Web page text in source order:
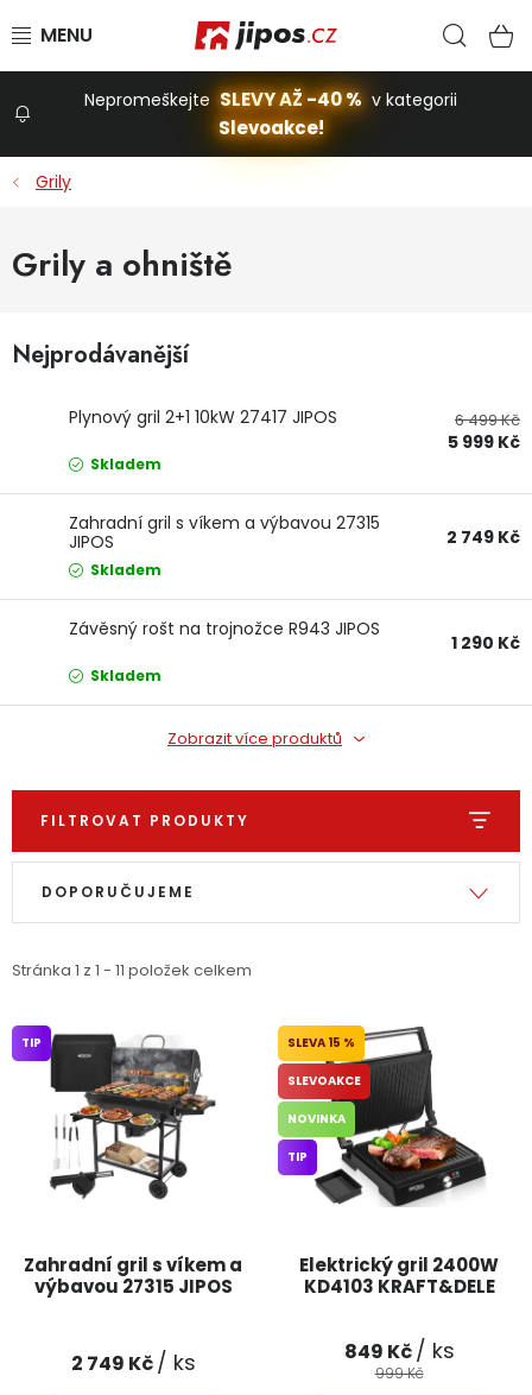
Domácnost
Dětská hřiště
Autodoplňky
Vánoce
Fotovoltaika
Výprodej
Jaký je aktuální stav mé objednávky?
Velkoobchodní spolupráce (B2B) Prodejna nářadí
Doprava a platba Váš zákaznický účet Kontakt
Nepromeškejte SLEVY AŽ -40 % v kategorii
Slevoakce!
Grily
Grily a ohniště
Nejprodávanější
Plynový gril 2+1 10kW 27417 JIPOS 6 499 Kč
5 999 Kč
Skladem
Zahradní gril s víkem a výbavou 27315
JIPOS
2 749 Kč
Skladem
Závěsný rošt na trojnožce R943 JIPOS
1 290 Kč
Skladem
Zobrazit více produktů
FILTROVAT PRODUKTY
Výpis produktů
Stránka 1 z 1 - 11 položek celkem
Řazení produktů
DOPORUČUJEME
Zahradní gril s víkem a
výbavou 27315 JIPOS
TIP
2 749 Kč/ ks
Elektrický gril 2400W
KD4103 KRAFT&DELE
15 %
SLEVOAKCE
NOVINKA
TIP
849 Kč/ ks
999 Kč